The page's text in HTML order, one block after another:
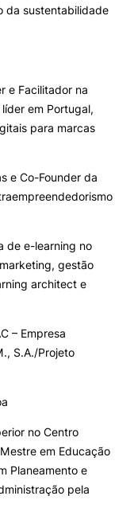
da sustentabilidade
e Facilitador na
em Portugal,
para marcas
e Co-Founder da
de e-learning no
gestão
architect e
– Empresa
S.A./Projeto
no Centro
em Educação
Planeamento e
pela